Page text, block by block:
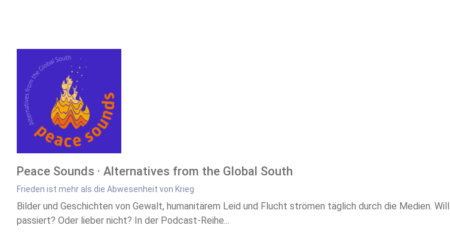
Peace Sounds · Alternatives from the Global South
Frieden ist mehr als die Abwesenheit von Krieg
Bilder und Geschichten von Gewalt, humanitärem Leid und Flucht strömen täglich durch die Medien.
passiert? Oder lieber nicht? In der Podcast-Reihe...